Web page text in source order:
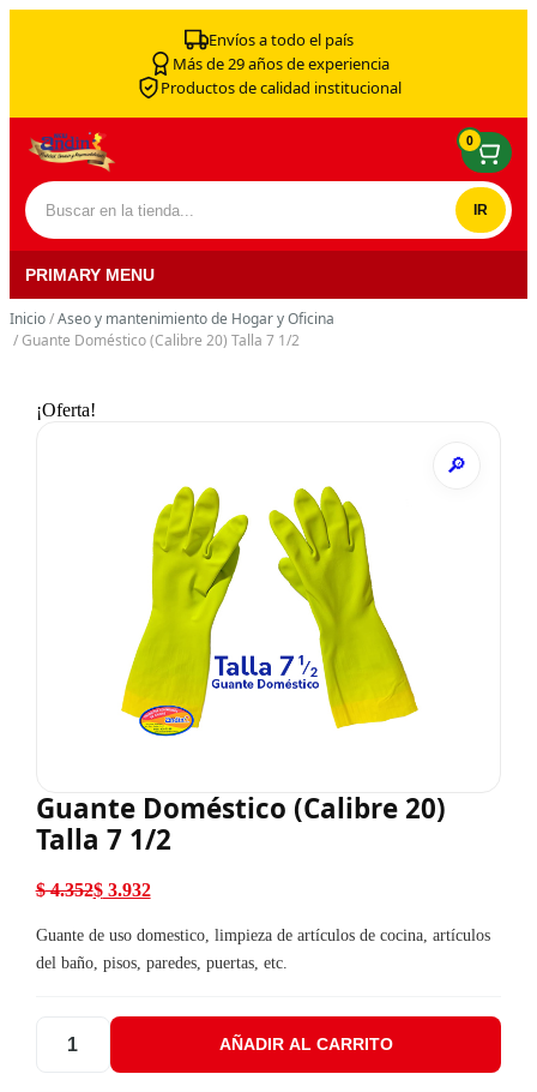
Envíos a todo el país
Más de 29 años de experiencia
Productos de calidad institucional
Buscar por:
0
PRIMARY MENU
Inicio/Aseo y mantenimiento de Hogar y Oficina
/ Guante Doméstico (Calibre 20) Talla 7 1/2
¡Oferta!
Guante Doméstico (Calibre 20)
Talla 7 1/2
$4.352
El precio original era: $ 4.352.
$3.932
El precio actual es: $ 3.932.
Guante de uso domestico, limpieza de artículos de cocina, artículos
del baño, pisos, paredes, puertas, etc.
Guante Doméstico (Calibre 20) Talla 7 1/2 cantidad
AÑADIR AL CARRITO